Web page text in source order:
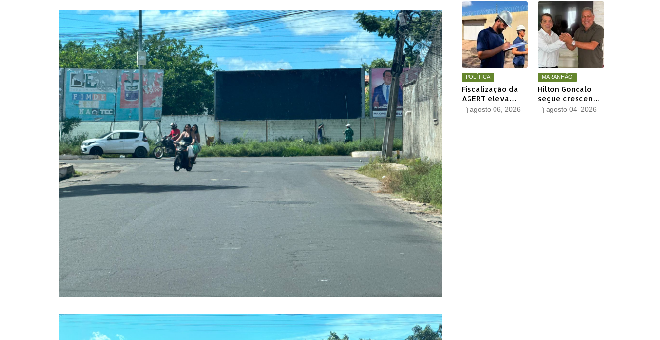
Marcos Miranda
Jr. em Timon
político neste
sábado em Timon
POLÍTICA
Fiscalização da
AGERT eleva
qualidade das
agosto 06, 2026
MARANHÃO
Hilton Gonçalo
segue crescendo
e conquista apoio
agosto 04, 2026